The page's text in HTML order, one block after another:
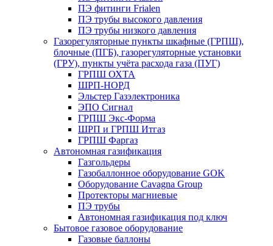
ПЭ фитинги Frialen
ПЭ трубы высокого давления
ПЭ трубы низкого давления
Газорегуляторные пункты шкафные (ГРПШ),
блочные (ПГБ), газорегуляторные установки
(ГРУ), пункты учёта расхода газа (ПУГ)
ГРПШ ОХТА
ШРП-НОРД
Эльстер Газэлектроника
ЭПО Сигнал
ГРПШ Экс-Форма
ШРП и ГРПШ Итгаз
ГРПШ Фаргаз
Автономная газификация
Газгольдеры
Газобаллонное оборудование GOK
Оборудование Cavagna Group
Протекторы магниевые
ПЭ трубы
Автономная газификация под ключ
Бытовое газовое оборудование
Газовые баллоны